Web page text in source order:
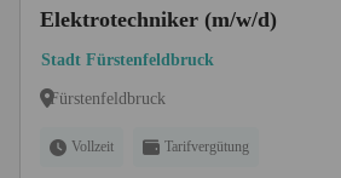
Elektrotechniker (m/w/d)
Stadt Fürstenfeldbruck
Fürstenfeldbruck
Vollzeit Tarifvergütung